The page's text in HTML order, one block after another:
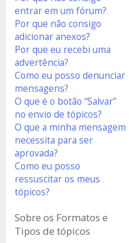
entrar em um fórum?
Por que não consigo
adicionar anexos?
Por que eu recebi uma
advertência?
Como eu posso denunciar
mensagens?
O que é o botão “Salvar”
no envio de tópicos?
O que a minha mensagem
necessita para ser
aprovada?
Como eu posso
ressuscitar os meus
tópicos?
Sobre os Formatos e
Tipos de tópicos